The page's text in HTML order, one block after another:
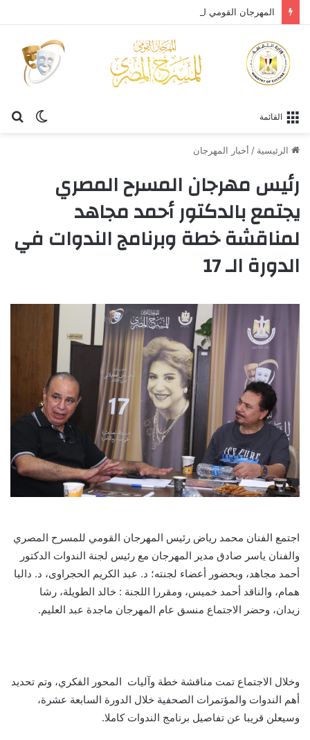
الوضع
القائمة
الرئيسية / أخبار المهرجان
رئيس مهرجان المسرح المصري
يجتمع بالدكتور أحمد مجاهد
لمناقشة خطة وبرنامج الندوات في
الدورة الـ 17
اجتمع الفنان محمد رياض رئيس المهرجان القومي للمسرح المصري
والفنان ياسر صادق مدير المهرجان مع رئيس لجنة الندوات الدكتور
أحمد مجاهد، وبحضور أعضاء لجنته؛ د. عبد الكريم الحجراوى، د. داليا
همام، والناقد أحمد خميس، ومقررا اللجنة : خالد الطويلة، رشا
زيدان، وحضر الاجتماع منسق عام المهرجان ماجدة عبد العليم.
وخلال الاجتماع تمت مناقشة خطة وآليات المحور الفكري، وتم تحديد
أهم الندوات والمؤتمرات الصحفية خلال الدورة السابعة عشرة،
وسيعلن قريبا عن تفاصيل برنامج الندوات كاملا.